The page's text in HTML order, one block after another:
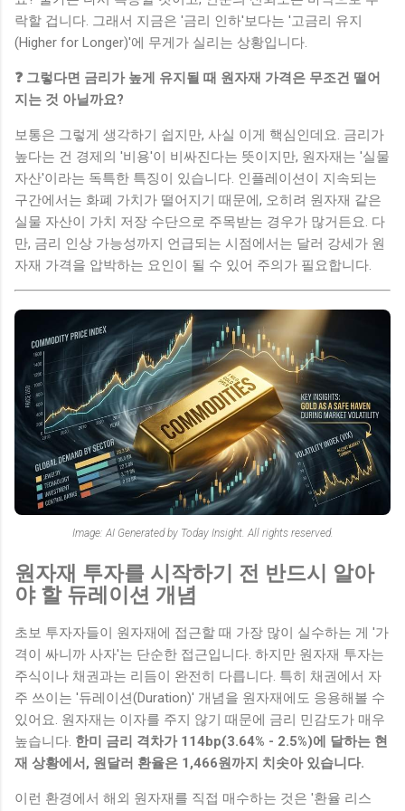
락할 겁니다. 그래서 지금은 '금리 인하'보다는 '고금리 유지
(Higher for Longer)'에 무게가 실리는 상황입니다.
❓ 그렇다면 금리가 높게 유지될 때 원자재 가격은 무조건 떨어
지는 것 아닐까요?
보통은 그렇게 생각하기 쉽지만, 사실 이게 핵심인데요. 금리가
높다는 건 경제의 '비용'이 비싸진다는 뜻이지만, 원자재는 '실물
자산'이라는 독특한 특징이 있습니다. 인플레이션이 지속되는
구간에서는 화폐 가치가 떨어지기 때문에, 오히려 원자재 같은
실물 자산이 가치 저장 수단으로 주목받는 경우가 많거든요. 다
만, 금리 인상 가능성까지 언급되는 시점에서는 달러 강세가 원
자재 가격을 압박하는 요인이 될 수 있어 주의가 필요합니다.
Image: AI Generated by Today Insight. All rights reserved.
원자재 투자를 시작하기 전 반드시 알아
야 할 듀레이션 개념
초보 투자자들이 원자재에 접근할 때 가장 많이 실수하는 게 '가
격이 싸니까 사자'는 단순한 접근입니다. 하지만 원자재 투자는
주식이나 채권과는 리듬이 완전히 다릅니다. 특히 채권에서 자
주 쓰이는 '듀레이션(Duration)' 개념을 원자재에도 응용해볼 수
있어요. 원자재는 이자를 주지 않기 때문에 금리 민감도가 매우
높습니다. 한미 금리 격차가 114bp(3.64% - 2.5%)에 달하는 현
재 상황에서, 원달러 환율은 1,466원까지 치솟아 있습니다.
이런 환경에서 해외 원자재를 직접 매수하는 것은 '환율 리스